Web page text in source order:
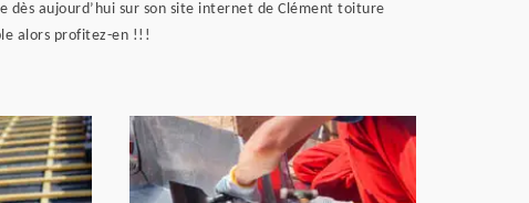
dès aujourd’hui sur son site internet de Clément toiture
alors profitez-en !!!